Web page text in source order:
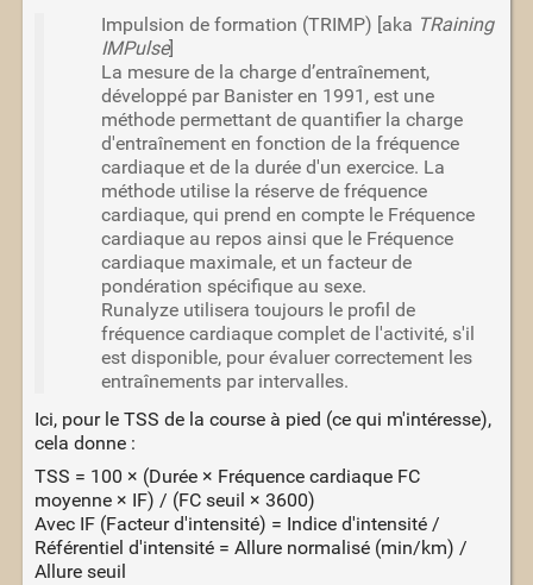
Impulsion de formation (TRIMP) [aka TRaining
IMPulse]
La mesure de la charge d’entraînement,
développé par Banister en 1991, est une
méthode permettant de quantifier la charge
d'entraînement en fonction de la fréquence
cardiaque et de la durée d'un exercice. La
méthode utilise la réserve de fréquence
cardiaque, qui prend en compte le Fréquence
cardiaque au repos ainsi que le Fréquence
cardiaque maximale, et un facteur de
pondération spécifique au sexe.
Runalyze utilisera toujours le profil de
fréquence cardiaque complet de l'activité, s'il
est disponible, pour évaluer correctement les
entraînements par intervalles.
Ici, pour le TSS de la course à pied (ce qui m'intéresse),
cela donne :
TSS = 100 × (Durée × Fréquence cardiaque FC
moyenne × IF) / (FC seuil × 3600)
Avec IF (Facteur d'intensité) = Indice d'intensité /
Référentiel d'intensité = Allure normalisé (min/km) /
Allure seuil